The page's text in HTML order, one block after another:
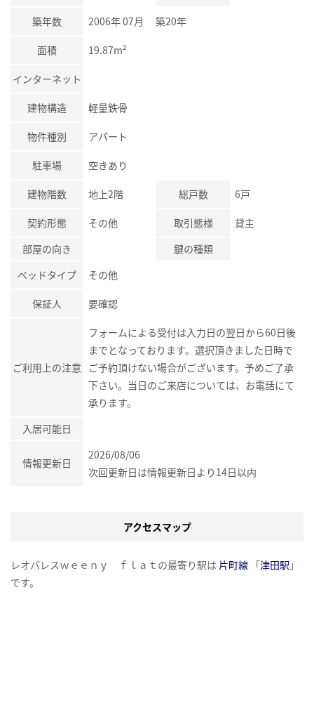
築年数 2006年 07月 築20年
面積 19.87m²
インターネット
建物構造 軽量鉄骨
物件種別 アパート
駐車場 空きあり
建物階数 地上2階 総戸数 6戸
契約形態 その他 取引態様
貸主
部屋の向き
鍵の種類
ベッドタイプ
その他
保証人 要確認
ご利用上の注意
フォームによる受付は入力日の翌日から60日後
までとなっております。選択頂きました日時で
ご予約頂けない場合がございます。予めご了承
下さい。当日のご来店については、お電話にて
承ります。
入居可能日
情報更新日
2026/08/06
次回更新日は情報更新日より14日以内
アクセスマップ
レオパレスｗｅｅｎｙ ｆｌａｔの最寄り駅は 片町線 「津田駅 」
です。